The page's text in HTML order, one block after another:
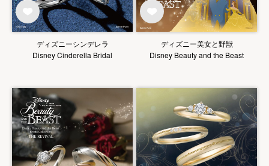
ディズニーシンデレラ
Disney Cinderella Bridal
ディズニー美女と野獣
Disney Beauty and the Beast